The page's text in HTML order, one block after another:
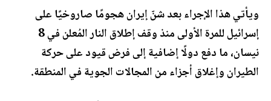
ويأتي هذا الإجراء بعد شنّ إيران هجومًا صاروخيًا على
إسرائيل للمرة الأولى منذ وقف إطلاق النار المُعلن في 8
نيسان، ما دفع دولًا إضافية إلى فرض قيود على حركة
الطيران وإغلاق أجزاء من المجالات الجوية في المنطقة.